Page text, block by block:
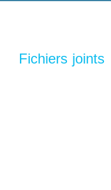
Fichiers joints